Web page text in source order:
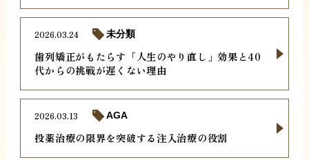
歯列矯正がもたらす「人生のやり直し」効果と40
代からの挑戦が遅くない理由
2026.03.24 未分類
投薬治療の限界を突破する注入治療の役割
2026.03.13 AGA